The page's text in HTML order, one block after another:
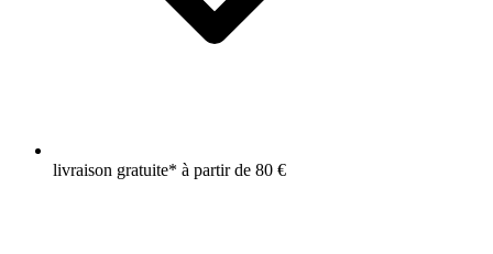
livraison gratuite* à partir de 80 €